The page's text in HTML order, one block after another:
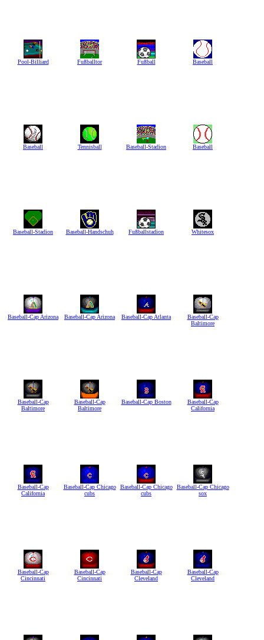
Pool-Billiard Fußballtor Fußball Baseball
Baseball Tennisball Baseball-Stadion Baseball
Baseball-Stadion Baseball-Handschuh Fußballstadion Whitesox
Baseball-Cap Arizona Baseball-Cap Arizona Baseball-Cap Atlanta
Baseball-Cap
Baltimore
Baseball-Cap
Baltimore
Baseball-Cap
Baltimore
Baseball-Cap Boston
Baseball-Cap
California
Baseball-Cap
California
Baseball-Cap Chicago
cubs
Baseball-Cap Chicago
cubs
Baseball-Cap Chicago
sox
Baseball-Cap
Cincinnati
Baseball-Cap
Cincinnati
Baseball-Cap
Cleveland
Baseball-Cap
Cleveland